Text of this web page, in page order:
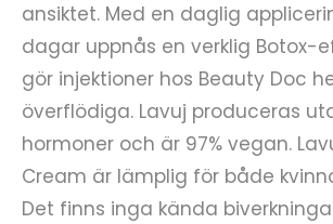
ansiktet. Med en daglig
dagar uppnås en verklig Botox-
gör injektioner hos Beauty Doc
överflödiga. Lavuj produceras
hormoner och är 97% vegan.
Cream är lämplig för både
Det finns inga kända